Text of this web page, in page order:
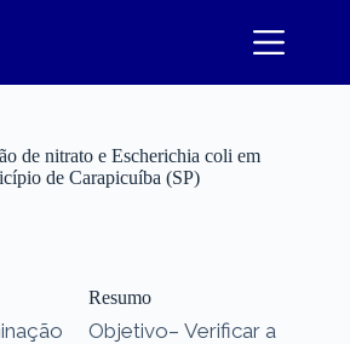
de nitrato e Escherichia coli em
de Carapicuíba (SP)
Resumo
Objetivo– Verificar a